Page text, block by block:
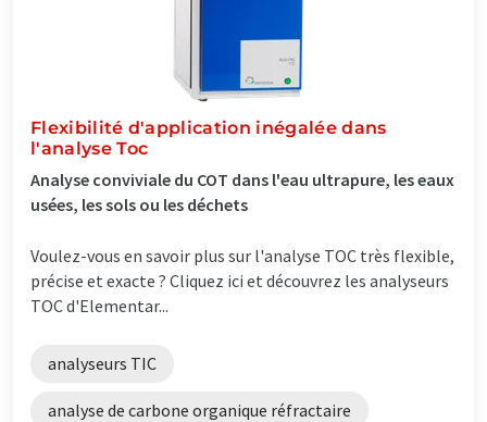
Flexibilité d'application inégalée dans
l'analyse Toc
Analyse conviviale du COT dans l'eau ultrapure, les eaux
usées, les sols ou les déchets
Voulez-vous en savoir plus sur l'analyse TOC très flexible,
précise et exacte ? Cliquez ici et découvrez les analyseurs
TOC d'Elementar...
analyseurs TIC
analyse de carbone organique réfractaire